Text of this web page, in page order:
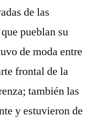
de las
pueblan su
de moda entre
frontal de la
también las
y estuvieron de